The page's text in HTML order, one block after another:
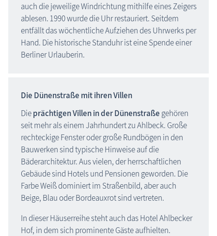
auch die jeweilige Windrichtung mithilfe eines Zeigers
ablesen. 1990 wurde die Uhr restauriert. Seitdem
entfällt das wöchentliche Aufziehen des Uhrwerks per
Hand. Die historische Standuhr ist eine Spende einer
Berliner Urlauberin.
Die Dünenstraße mit ihren Villen
Dieprächtigen Villen in der Dünenstraße gehören
seit mehr als einem Jahrhundert zu Ahlbeck. Große
rechteckige Fenster oder große Rundbögen in den
Bauwerken sind typische Hinweise auf die
Bäderarchitektur. Aus vielen, der herrschaftlichen
Gebäude sind Hotels und Pensionen geworden. Die
Farbe Weiß dominiert im Straßenbild, aber auch
Beige, Blau oder Bordeauxrot sind vertreten.
In dieser Häuserreihe steht auch das Hotel Ahlbecker
Hof, in dem sich prominente Gäste aufhielten.